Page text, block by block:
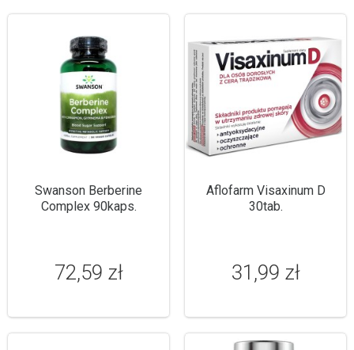
Swanson Berberine
Complex 90kaps.
72,59 zł
Aflofarm Visaxinum D
30tab.
31,99 zł